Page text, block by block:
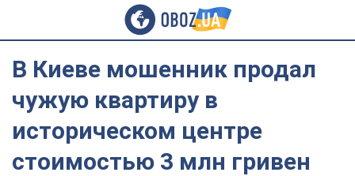
В Киеве мошенник продал
чужую квартиру в
историческом центре
стоимостью 3 млн гривен